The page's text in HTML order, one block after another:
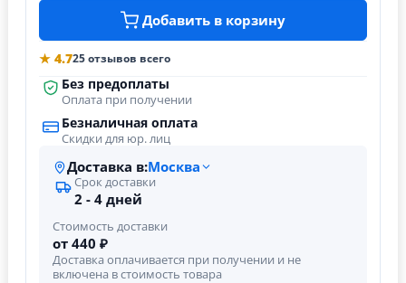
Добавить в корзину
★ 4.725 отзывов всего
Без предоплаты
Оплата при получении
Безналичная оплата
Скидки для юр. лиц
Доставка в:Москва
Срок доставки
2 - 4 дней
Стоимость доставки
от 440 ₽
Доставка оплачивается при получении и не
включена в стоимость товара